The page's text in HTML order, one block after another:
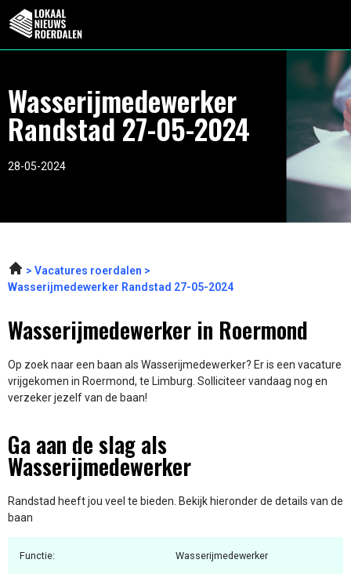
Wasserijmedewerker
Randstad 27-05-2024
28-05-2024
Vacatures roerdalen
Wasserijmedewerker Randstad 27-05-2024
Wasserijmedewerker in Roermond
Op zoek naar een baan als Wasserijmedewerker? Er is een vacature
vrijgekomen in Roermond, te Limburg. Solliciteer vandaag nog en
verzeker jezelf van de baan!
Ga aan de slag als
Wasserijmedewerker
Randstad heeft jou veel te bieden. Bekijk hieronder de details van de
baan
Functie: Wasserijmedewerker